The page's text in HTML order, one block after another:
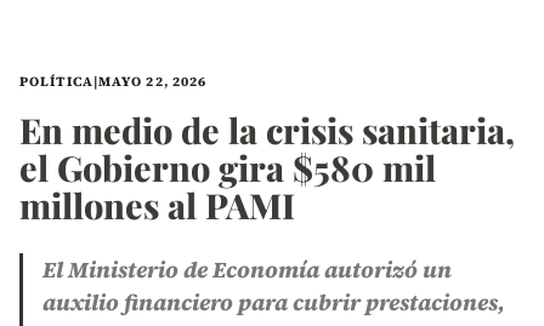
POLÍTICA|MAYO 22, 2026
En medio de la crisis sanitaria,
el Gobierno gira $580 mil
millones al PAMI
El Ministerio de Economía autorizó un
auxilio financiero para cubrir prestaciones,